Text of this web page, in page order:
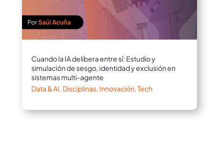
Cuando la IA delibera entre sí: Estudio y
simulación de sesgo, identidad y exclusión en
sistemas multi-agente
Data & AI Disciplinas, Innovación, Tech